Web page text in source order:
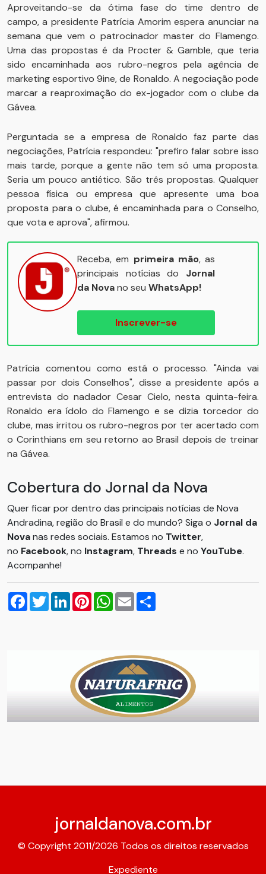
Aproveitando-se da ótima fase do time dentro de
campo, a presidente Patrícia Amorim espera anunciar na
semana que vem o patrocinador master do Flamengo.
Uma das propostas é da Procter & Gamble, que teria
sido encaminhada aos rubro-negros pela agência de
marketing esportivo 9ine, de Ronaldo. A negociação pode
marcar a reaproximação do ex-jogador com o clube da
Gávea.
Perguntada se a empresa de Ronaldo faz parte das
negociações, Patrícia respondeu: "prefiro falar sobre isso
mais tarde, porque a gente não tem só uma proposta.
Seria um pouco antiético. São três propostas. Qualquer
pessoa física ou empresa que apresente uma boa
proposta para o clube, é encaminhada para o Conselho,
que vota e aprova", afirmou.
Receba, em primeira mão, as
principais notícias do Jornal
da Novano seu WhatsApp!
Inscrever-se
Patrícia comentou como está o processo. "Ainda vai
passar por dois Conselhos", disse a presidente após a
entrevista do nadador Cesar Cielo, nesta quinta-feira.
Ronaldo era ídolo do Flamengo e se dizia torcedor do
clube, mas irritou os rubro-negros por ter acertado com
o Corinthians em seu retorno ao Brasil depois de treinar
na Gávea.
Cobertura do Jornal da Nova
Quer ficar por dentro das principais notícias de Nova
Andradina, região do Brasil e do mundo? Siga o Jornal da
Novanas redes sociais. Estamos no Twitter,
no Facebook, no Instagram, Threads e no YouTube.
Acompanhe!
Facebook
TwitterLinkedInPinterestWhatsApp
Email
jornaldanova.com.br
© Copyright 2011/2026 Todos os direitos reservados
Expediente